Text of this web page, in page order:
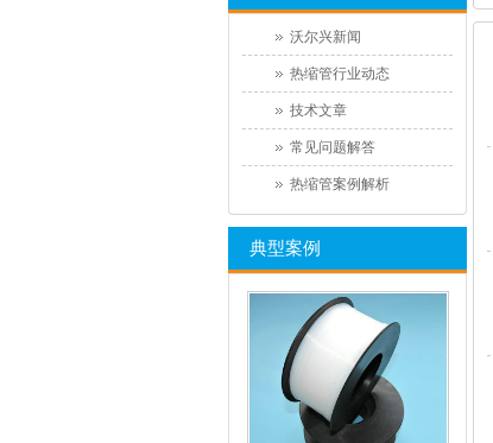
沃尔兴新闻
热缩管行业动态
技术文章
常见问题解答
热缩管案例解析
典型案例